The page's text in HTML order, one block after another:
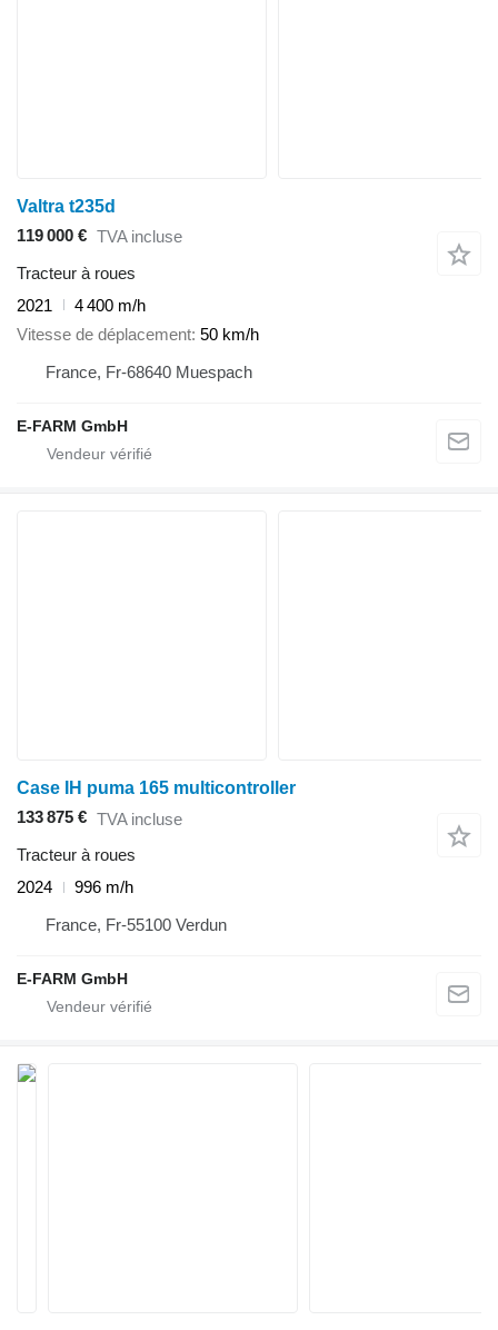
Valtra t235d
119 000 € TVA incluse
Tracteur à roues
2021
4 400 m/h
Vitesse de déplacement 50 km/h
France, Fr-68640 Muespach
E-FARM GmbH
Case IH puma 165 multicontroller
133 875 € TVA incluse
Tracteur à roues
2024
996 m/h
France, Fr-55100 Verdun
E-FARM GmbH